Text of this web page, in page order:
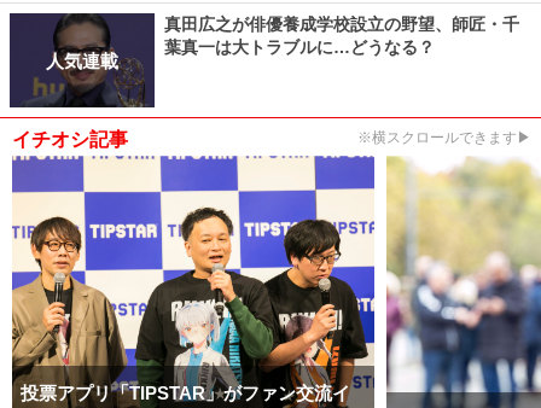
人気連載
真田広之が俳優養成学校設立の野望、師匠・千
葉真一は大トラブルに…どうなる？
イチオシ記事 ※横スクロールできます▶
投票アプリ「TIPSTAR」がファン交流イ